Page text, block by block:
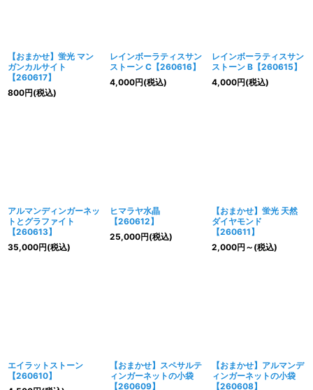
【おまかせ】蛍光 マン
ガンカルサイト
【260617】
800円(税込)
レインボーラティスサン
ストーン C【260616】
4,000円(税込)
レインボーラティスサン
ストーン B【260615】
4,000円(税込)
アルマンディンガーネッ
トとグラファイト
【260613】
35,000円(税込)
ヒマラヤ水晶
【260612】
25,000円(税込)
【おまかせ】蛍光 天然
ダイヤモンド
【260611】
2,000円 ～ (税込)
エイラットストーン
【260610】
【おまかせ】スペサルテ
ィンガーネットの小袋
【260609】
【おまかせ】アルマンデ
ィンガーネットの小袋
【260608】